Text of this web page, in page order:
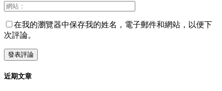
在我的瀏覽器中保存我的姓名，電子郵件和網站，以便下
次評論。
近期文章